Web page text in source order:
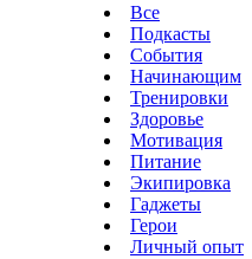
Все
Подкасты
События
Начинающим
Тренировки
Здоровье
Мотивация
Питание
Экипировка
Гаджеты
Герои
Личный опыт